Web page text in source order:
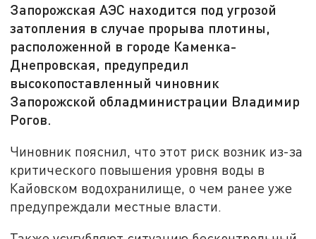
Запорожская АЭС находится под угрозой
затопления в случае прорыва плотины,
расположенной в городе Каменка-
Днепровская, предупредил
высокопоставленный чиновник
Запорожской обладминистрации Владимир
Рогов.
Чиновник пояснил, что этот риск возник из-за
критического повышения уровня воды в
Кайовском водохранилище, о чем ранее уже
предупреждали местные власти.